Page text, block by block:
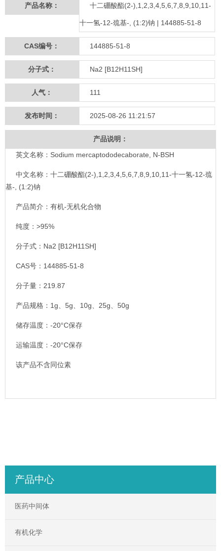
产品名称： 十二硼酸酯(2-),1,2,3,4,5,6,7,8,9,10,11-
十一氢-12-巯基-, (1:2)钠 | 144885-51-8
CAS编号： 144885-51-8
分子式： Na2 [B12H11SH]
人气： 111
发布时间： 2025-08-26 11:21:57
产品说明：
英文名称：Sodium mercaptododecaborate, N-BSH
中文名称：十二硼酸酯(2-),1,2,3,4,5,6,7,8,9,10,11-十一氢-12-巯
基-, (1:2)钠
产品简介：有机-无机化合物
纯度：>95%
分子式：Na2 [B12H11SH]
CAS号：144885-51-8
分子量：219.87
产品规格：1g、5g、10g、25g、50g
储存温度：-20°C保存
运输温度：-20°C保存
该产品不含同位素
产品中心
医药中间体
有机化学